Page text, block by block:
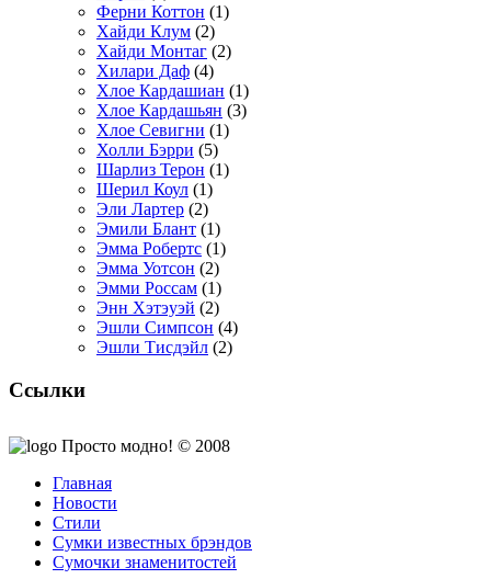
Ферни Коттон (1)
Хайди Клум (2)
Хайди Монтаг (2)
Хилари Даф (4)
Хлое Кардашиан (1)
Хлое Кардашьян (3)
Хлое Севигни (1)
Холли Бэрри (5)
Шарлиз Терон (1)
Шерил Коул (1)
Эли Лартер (2)
Эмили Блант (1)
Эмма Робертс (1)
Эмма Уотсон (2)
Эмми Россам (1)
Энн Хэтэуэй (2)
Эшли Симпсон (4)
Эшли Тисдэйл (2)
Ссылки
Просто модно! © 2008
Главная
Новости
Стили
Сумки известных брэндов
Сумочки знаменитостей